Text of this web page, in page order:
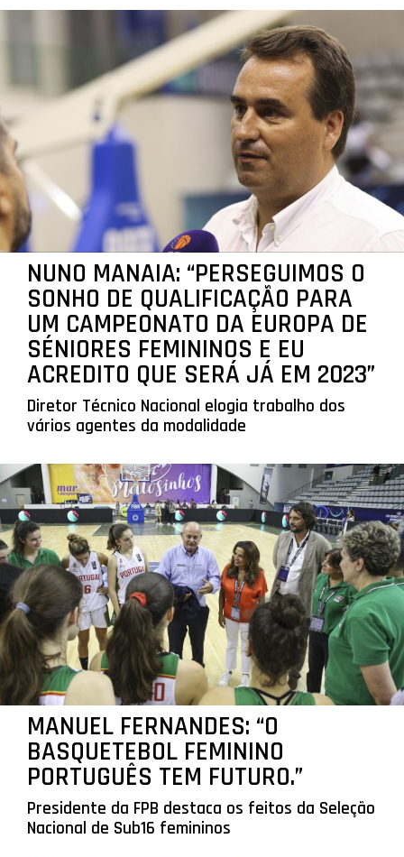
NUNO MANAIA: “PERSEGUIMOS O
SONHO DE QUALIFICAÇÃO PARA
UM CAMPEONATO DA EUROPA DE
SÉNIORES FEMININOS E EU
ACREDITO QUE SERÁ JÁ EM 2023”
Diretor Técnico Nacional elogia trabalho dos
vários agentes da modalidade
MANUEL FERNANDES: “O
BASQUETEBOL FEMININO
PORTUGUÊS TEM FUTURO.”
Presidente da FPB destaca os feitos da Seleção
Nacional de Sub16 femininos